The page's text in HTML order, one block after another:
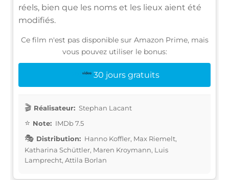
réels, bien que les noms et les lieux aient été
modifiés.
Ce film n'est pas disponible sur Amazon Prime, mais
vous pouvez utiliser le bonus:
30 jours gratuits
Réalisateur: Stephan Lacant
Note: IMDb 7.5
Distribution: Hanno Koffler, Max Riemelt,
Katharina Schüttler, Maren Kroymann, Luis
Lamprecht, Attila Borlan